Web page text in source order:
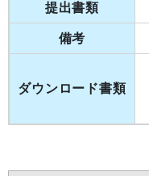
提出書類
備考
ダウンロード書類